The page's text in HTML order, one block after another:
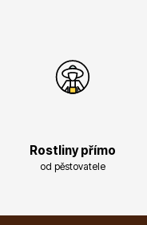
Rostliny přímo
od pěstovatele